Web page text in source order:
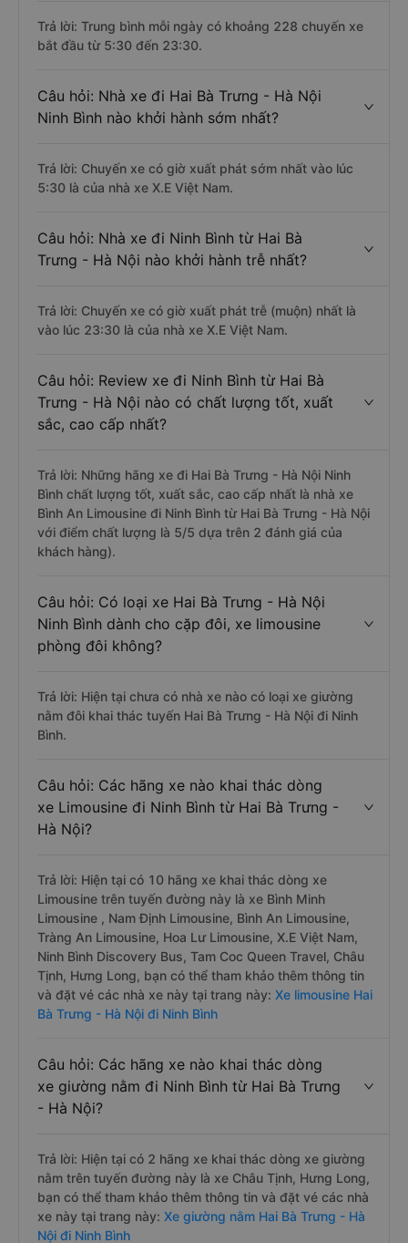
Trả lời: Trung bình mỗi ngày có khoảng 228 chuyến xe
bắt đầu từ 5:30 đến 23:30.
Câu hỏi: Nhà xe đi Hai Bà Trưng - Hà Nội
Ninh Bình nào khởi hành sớm nhất?
Trả lời: Chuyến xe có giờ xuất phát sớm nhất vào lúc
5:30 là của nhà xe X.E Việt Nam.
Câu hỏi: Nhà xe đi Ninh Bình từ Hai Bà
Trưng - Hà Nội nào khởi hành trễ nhất?
Trả lời: Chuyến xe có giờ xuất phát trễ (muộn) nhất là
vào lúc 23:30 là của nhà xe X.E Việt Nam.
Câu hỏi: Review xe đi Ninh Bình từ Hai Bà
Trưng - Hà Nội nào có chất lượng tốt, xuất
sắc, cao cấp nhất?
Trả lời: Những hãng xe đi Hai Bà Trưng - Hà Nội Ninh
Bình chất lượng tốt, xuất sắc, cao cấp nhất là nhà xe
Bình An Limousine đi Ninh Bình từ Hai Bà Trưng - Hà Nội
với điểm chất lượng là 5/5 dựa trên 2 đánh giá của
khách hàng).
Câu hỏi: Có loại xe Hai Bà Trưng - Hà Nội
Ninh Bình dành cho cặp đôi, xe limousine
phòng đôi không?
Trả lời: Hiện tại chưa có nhà xe nào có loại xe giường
nằm đôi khai thác tuyến Hai Bà Trưng - Hà Nội đi Ninh
Bình.
Câu hỏi: Các hãng xe nào khai thác dòng
xe Limousine đi Ninh Bình từ Hai Bà Trưng -
Hà Nội?
Trả lời: Hiện tại có 10 hãng xe khai thác dòng xe
Limousine trên tuyến đường này là xe Bình Minh
Limousine , Nam Định Limousine, Bình An Limousine,
Tràng An Limousine, Hoa Lư Limousine, X.E Việt Nam,
Ninh Bình Discovery Bus, Tam Coc Queen Travel, Châu
Tịnh, Hưng Long, bạn có thể tham khảo thêm thông tin
và đặt vé các nhà xe này tại trang này: Xe limousine Hai
Bà Trưng - Hà Nội đi Ninh Bình
Câu hỏi: Các hãng xe nào khai thác dòng
xe giường nằm đi Ninh Bình từ Hai Bà Trưng
- Hà Nội?
Trả lời: Hiện tại có 2 hãng xe khai thác dòng xe giường
nằm trên tuyến đường này là xe Châu Tịnh, Hưng Long,
bạn có thể tham khảo thêm thông tin và đặt vé các nhà
xe này tại trang này: Xe giường nằm Hai Bà Trưng - Hà
Nội đi Ninh Bình